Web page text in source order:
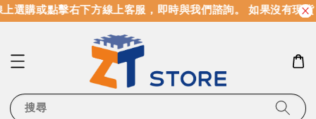
選購或點擊右下方線上客服，即時與我們諮詢。 如果沒有現
搜尋